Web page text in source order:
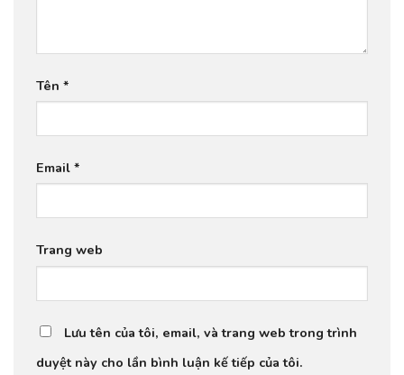
Tên *
Email *
Trang web
Lưu tên của tôi, email, và trang web trong trình
duyệt này cho lần bình luận kế tiếp của tôi.